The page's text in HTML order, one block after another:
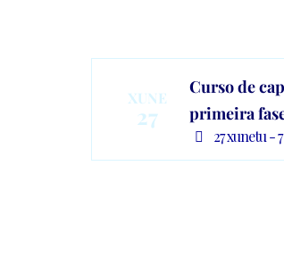
XUNE
27
Curso de
primeira
27 xunetu -